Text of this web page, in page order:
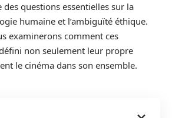
questions essentielles sur la
humaine et l’ambiguïté éthique.
examinerons comment ces
non seulement leur propre
le cinéma dans son ensemble.